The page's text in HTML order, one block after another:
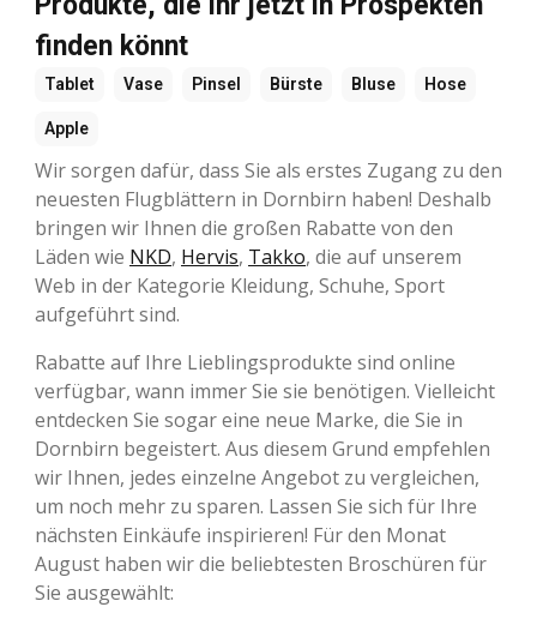
finden könnt
Tablet Vase Pinsel Bürste Bluse Hose
Apple
Wir sorgen dafür, dass Sie als erstes Zugang zu den
neuesten Flugblättern in Dornbirn haben! Deshalb
bringen wir Ihnen die großen Rabatte von den
Läden wie NKD, Hervis, Takko, die auf unserem
Web in der Kategorie Kleidung, Schuhe, Sport
aufgeführt sind.
Rabatte auf Ihre Lieblingsprodukte sind online
verfügbar, wann immer Sie sie benötigen. Vielleicht
entdecken Sie sogar eine neue Marke, die Sie in
Dornbirn begeistert. Aus diesem Grund empfehlen
wir Ihnen, jedes einzelne Angebot zu vergleichen,
um noch mehr zu sparen. Lassen Sie sich für Ihre
nächsten Einkäufe inspirieren! Für den Monat
August haben wir die beliebtesten Broschüren für
Sie ausgewählt: